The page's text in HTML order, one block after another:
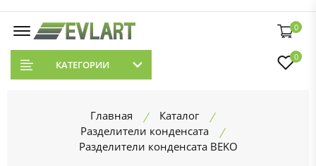
0
КАТЕГОРИИ
0
Главная
Каталог
Разделители конденсата
Разделители конденсата BEKO